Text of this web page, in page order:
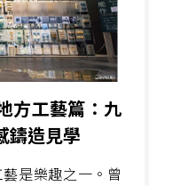
方工藝篇：九
鑄造見學
是樂趣之一。曾